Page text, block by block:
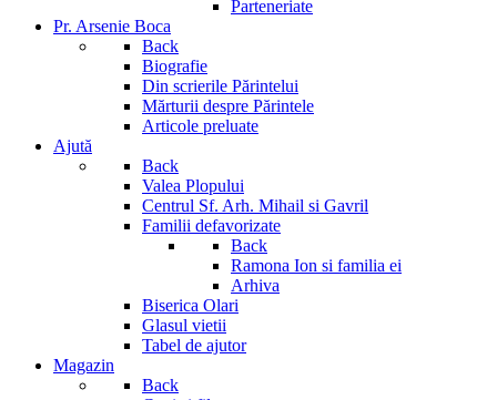
Parteneriate
Pr. Arsenie Boca
Back
Biografie
Din scrierile Părintelui
Mărturii despre Părintele
Articole preluate
Ajută
Back
Valea Plopului
Centrul Sf. Arh. Mihail si Gavril
Familii defavorizate
Back
Ramona Ion si familia ei
Arhiva
Biserica Olari
Glasul vietii
Tabel de ajutor
Magazin
Back